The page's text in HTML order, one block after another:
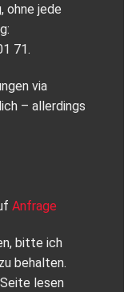
ohne jede
71.
via
– allerdings
Anfrage
bitte ich
behalten.
lesen